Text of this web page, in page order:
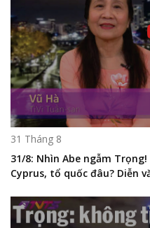
31 Tháng 8
31/8: Nhìn Abe ngẫm
Cyprus, tổ quốc đâu? Diễn